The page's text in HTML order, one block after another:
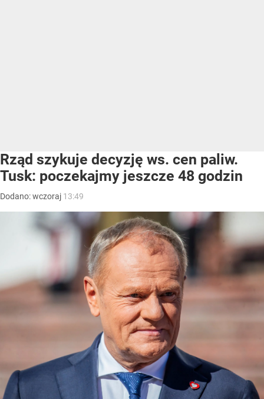
Rząd szykuje decyzję ws. cen paliw.
Tusk: poczekajmy jeszcze 48 godzin
Dodano:wczoraj 13:49